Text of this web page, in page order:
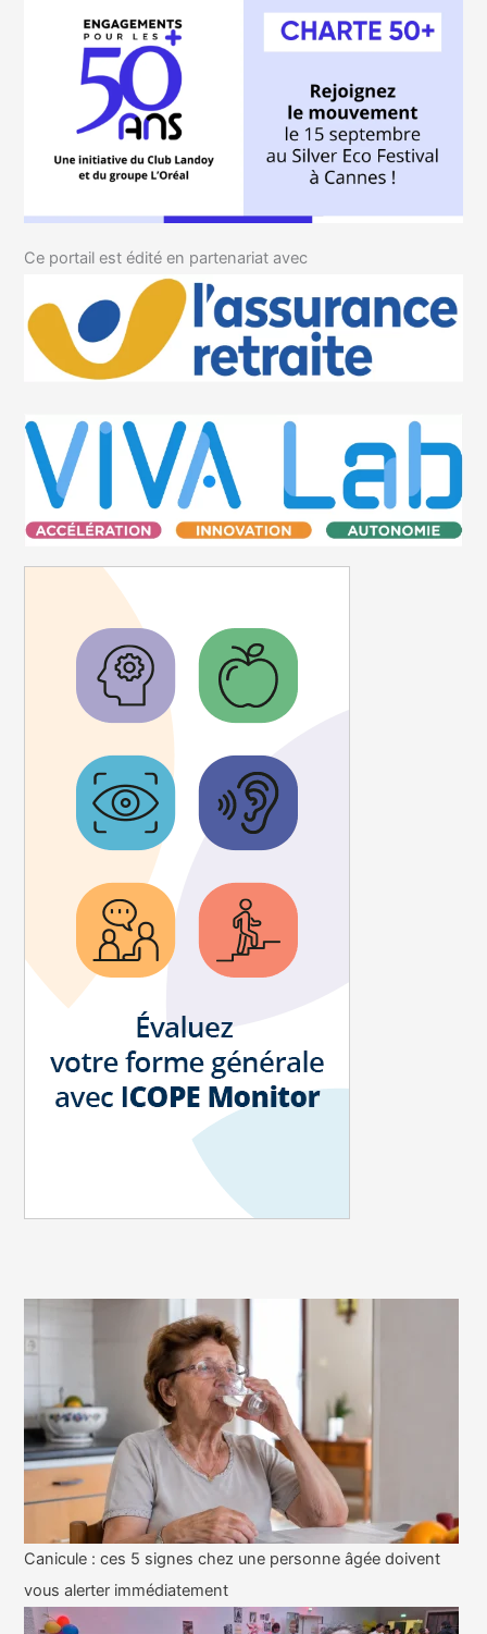
Ce portail est édité en partenariat avec
Canicule : ces 5 signes chez une personne âgée doivent
vous alerter immédiatement